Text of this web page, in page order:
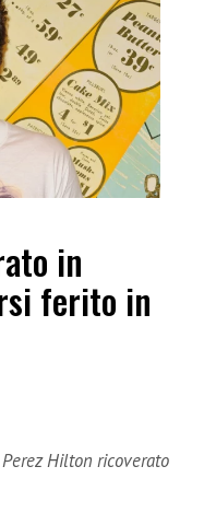
in
ferito in
Hilton ricoverato